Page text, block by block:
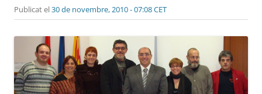
Publicat el30 de novembre, 2010 - 07:08 CET